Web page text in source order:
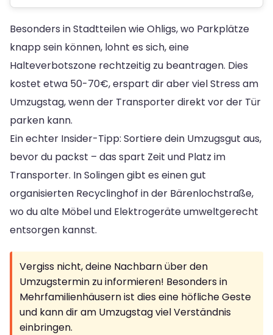
Besonders in Stadtteilen wie Ohligs, wo Parkplätze
knapp sein können, lohnt es sich, eine
Halteverbotszone rechtzeitig zu beantragen. Dies
kostet etwa 50-70€, erspart dir aber viel Stress am
Umzugstag, wenn der Transporter direkt vor der Tür
parken kann.
Ein echter Insider-Tipp: Sortiere dein Umzugsgut aus,
bevor du packst – das spart Zeit und Platz im
Transporter. In Solingen gibt es einen gut
organisierten Recyclinghof in der Bärenlochstraße,
wo du alte Möbel und Elektrogeräte umweltgerecht
entsorgen kannst.
Vergiss nicht, deine Nachbarn über den
Umzugstermin zu informieren! Besonders in
Mehrfamilienhäusern ist dies eine höfliche Geste
und kann dir am Umzugstag viel Verständnis
einbringen.